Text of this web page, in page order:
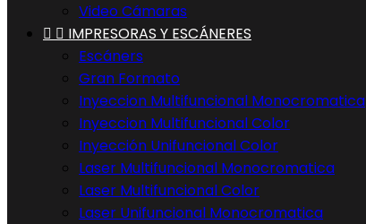
Video Cámaras
  IMPRESORAS Y ESCÁNERES
Escáners
Gran Formato
Inyeccion Multifuncional Monocromatica
Inyeccion Multifuncional Color
Inyección Unifuncional Color
Laser Multifuncional Monocromatica
Laser Multifuncional Color
Laser Unifuncional Monocromatica